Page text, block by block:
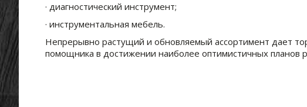
· диагностический инструмент;
· инструментальная мебель.
Непрерывно растущий и обновляемый ассортимент дает
помощника в достижении наиболее оптимистичных планов